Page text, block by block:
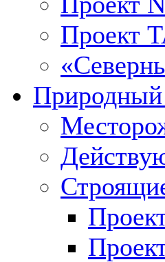
Проект
Природный